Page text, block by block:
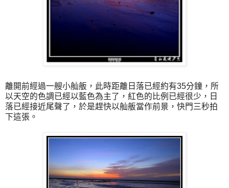
離開前經過一艘小舢舨，此時距離日落已經約有35分鐘，所
以天空的色調已經以藍色為主了，紅色的比例已經很少，日
落已經接近尾聲了，於是趕快以舢舨當作前景，快門三秒拍
下這張。